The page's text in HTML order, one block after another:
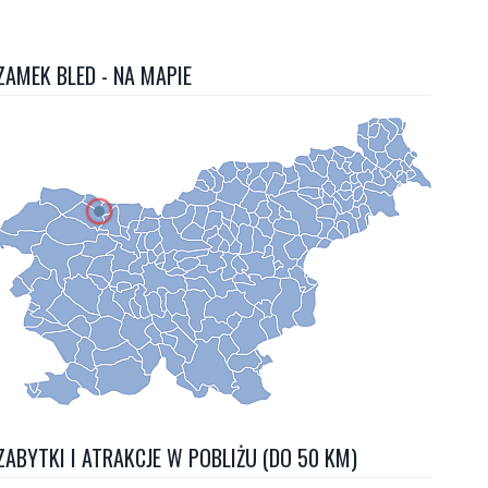
BLED - NA MAPIE
I ATRAKCJE W POBLIŻU (DO 50 KM)